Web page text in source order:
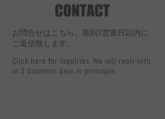
お問合せはこちら。原則3営業日以内に
ご返信致します。
Click here for inquiries. We will reply with
in 3 business days in principle.